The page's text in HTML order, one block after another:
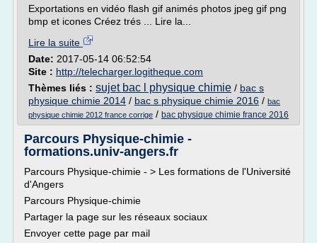
Exportations en vidéo flash gif animés photos jpeg gif png
bmp et icones Créez trés ... Lire la...
Lire la suite
Date: 2017-05-14 06:52:54
Site : http://telecharger.logitheque.com
Thèmes liés : sujet bac l physique chimie / bac s
physique chimie 2014 / bac s physique chimie 2016 / bac
physique chimie 2012 france corrige / bac physique chimie france 2016
Parcours Physique-chimie -
formations.univ-angers.fr
Parcours Physique-chimie - > Les formations de l'Université
d'Angers
Parcours Physique-chimie
Partager la page sur les réseaux sociaux
Envoyer cette page par mail